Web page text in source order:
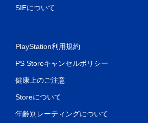
SIEについて
PlayStation利用規約
PS Storeキャンセルポリシー
健康上のご注意
Storeについて
年齢別レーティングについて